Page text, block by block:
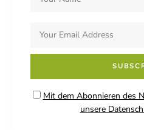
Mit dem Abonnieren des
unsere